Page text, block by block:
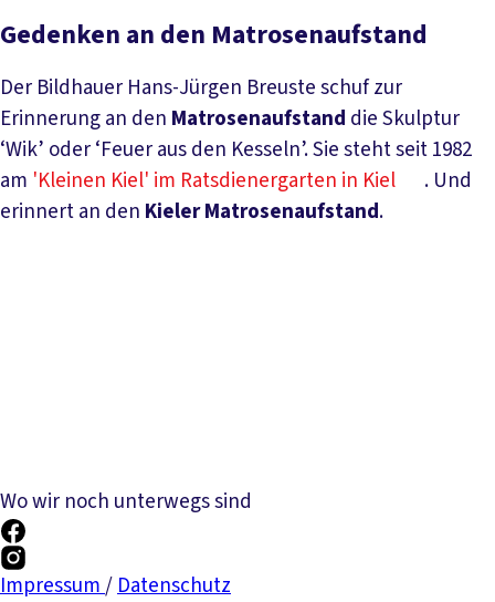
Gedenken an den Matrosenaufstand
Der Bildhauer Hans-Jürgen Breuste schuf zur
Erinnerung an den Matrosenaufstand die Skulptur
‘Wik’ oder ‘Feuer aus den Kesseln’. Sie steht seit 1982
am 'Kleinen Kiel' im Ratsdienergarten in Kiel
. Und
erinnert an den Kieler Matrosenaufstand.
Wo wir noch unterwegs sind
Impressum/Datenschutz